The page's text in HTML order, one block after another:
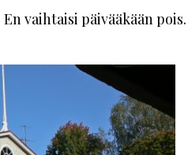
vaihtaisi päivääkään pois.